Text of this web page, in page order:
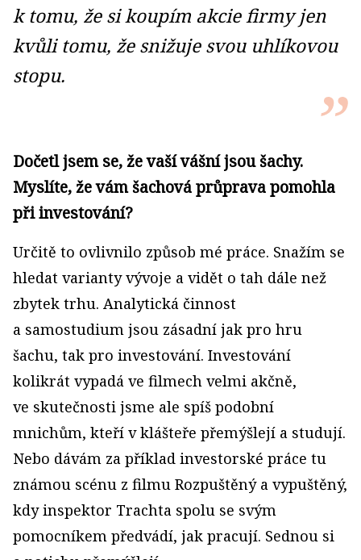
k tomu, že si koupím akcie firmy jen
kvůli tomu, že snižuje svou uhlíkovou
stopu.
Dočetl jsem se, že vaší vášní jsou šachy.
Myslíte, že vám šachová průprava pomohla
při investování?
Určitě to ovlivnilo způsob mé práce. Snažím se
hledat varianty vývoje a vidět o tah dále než
zbytek trhu. Analytická činnost
a samostudium jsou zásadní jak pro hru
šachu, tak pro investování. Investování
kolikrát vypadá ve filmech velmi akčně,
ve skutečnosti jsme ale spíš podobní
mnichům, kteří v klášteře přemýšlejí a studují.
Nebo dávám za příklad investorské práce tu
známou scénu z filmu Rozpuštěný a vypuštěný,
kdy inspektor Trachta spolu se svým
pomocníkem předvádí, jak pracují. Sednou si